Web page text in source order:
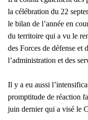
la célébration du 22
le bilan de l’année en
du territoire qui a vu le
des Forces de défense et
l’administration et des
Il y a eu aussi
promptitude de réaction
juin dernier qui a visé le